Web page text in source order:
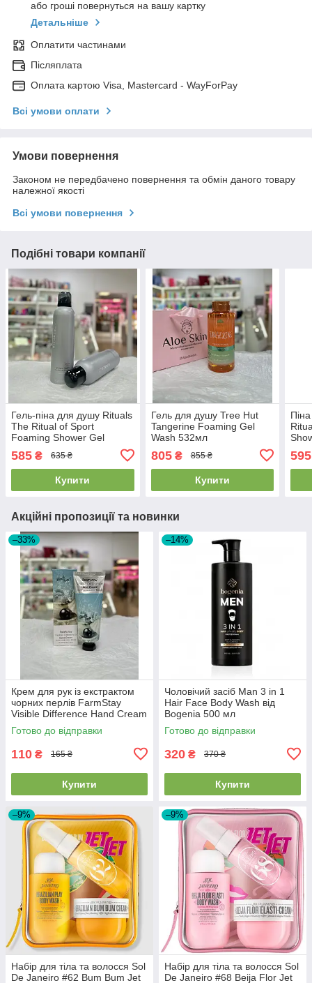
або гроші повернуться на вашу картку
Детальніше
Оплатити частинами
Післяплата
Оплата картою Visa, Mastercard - WayForPay
Всі умови оплати
Умови повернення
Законом не передбачено повернення та обмін даного товару
належної якості
Всі умови повернення
Подібні товари компанії
Гель-піна для душу Rituals
​The Ritual of Sport
Foaming Shower Gel
585 ₴ 635 ₴
Купити
Гель для душу Tree Hut
Tangerine Foaming Gel
Wash 532мл
805₴ 855 ₴
Купити
595
Акційні пропозиції та новинки
–33%
Крем для рук із екстрактом
чорних перлів FarmStay
Visible Difference Hand Cream
Black Pearl 100мл
Готово до відправки
110 ₴ 165 ₴
Купити
–14%
Чоловічий засіб Man 3 in 1
Hair Face Body Wash від
Bogenia 500 мл
Готово до відправки
320 ₴ 370 ₴
Купити
–9%
Набір для тіла та волосся Sol
De Janeiro #62 Bum Bum Jet
–9%
Набір для тіла та волосся Sol
De Janeiro #68 Beija Flor Jet